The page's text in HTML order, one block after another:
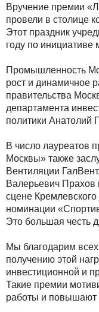
Вручение премии
провели в столице
Этот праздник
году по
Промышленность
рост и динамичное
правительства
департамента
политики Анатолий
В число лауреатов
Москвы» также
Вентиляции
Валерьевич Прахов
сцене
номинации
Это большая честь
Мы благодарим
получению этой
инвестиционной и
Такие премии
работы и повышают